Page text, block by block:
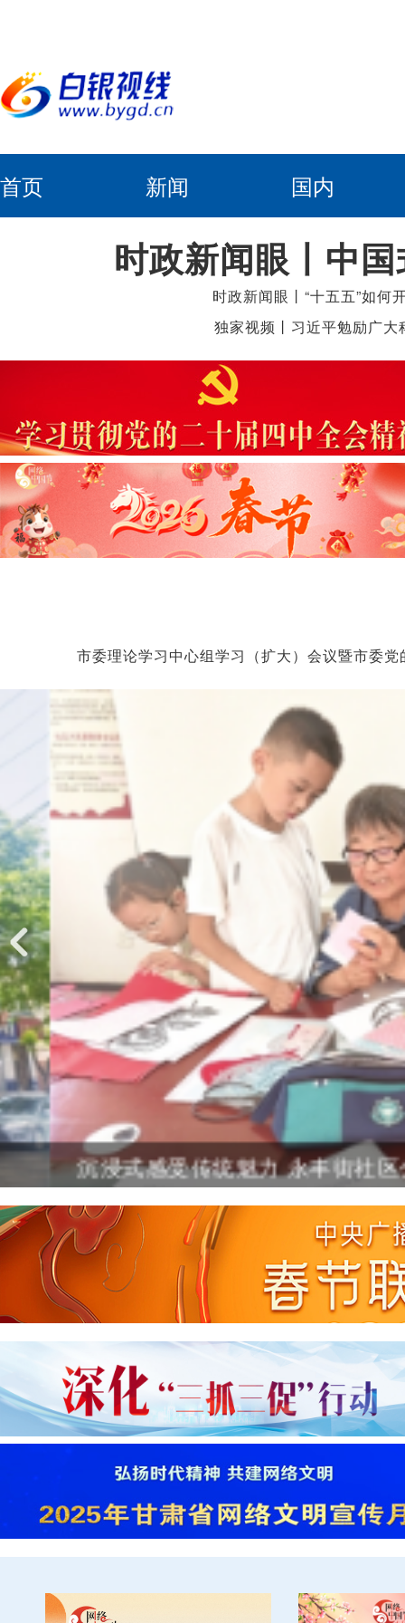
首页 新闻 国内
时政新闻眼丨中
时政新闻眼丨“十五五”如何
书记的三句话蕴
独家视频丨习近平勉励广
市委理论学习中心组学习（扩大）会议暨市委党
沉浸式感受传统魅力 永丰街社区公